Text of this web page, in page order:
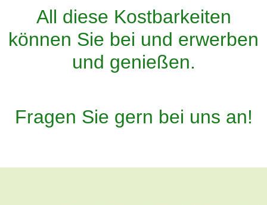
All diese Kostbarkeiten
können Sie bei und erwerben
und genießen.
Fragen Sie gern bei uns an!